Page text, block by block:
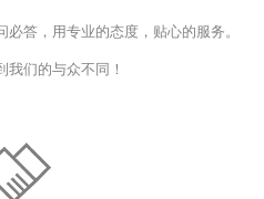
答，用专业的态度，贴心的服务。
我们的与众不同！